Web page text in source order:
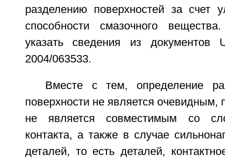
разделению поверхностей за счет
способности смазочного
указать сведения из
2004/063533.
Вместе с тем, определение
поверхности не является очевидным,
не является совместимым со
контакта, а также в случае
деталей, то есть деталей,